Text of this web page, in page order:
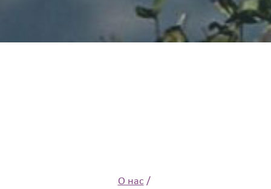
О нас /